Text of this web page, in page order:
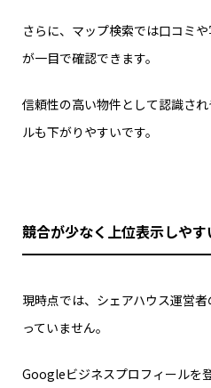
さらに、マップ検索では口コミ
が一目で確認できます。
信頼性の高い物件として認識さ
ルも下がりやすいです。
競合が少なく上位表示しやす
現時点では、シェアハウス運営
っていません。
Googleビジネスプロフィールを